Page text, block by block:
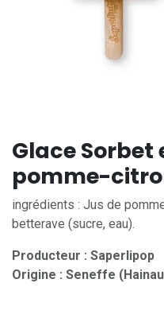
Glace Sorbet
pomme-
ingrédients : Jus de
betterave (sucre, eau).
Producteur : Saperlipop
Origine : Seneffe